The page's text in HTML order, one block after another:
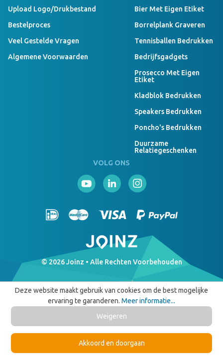
Upload Logo/drukbestand
Bestelproces
Veel Gestelde Vragen
Algemene Voorwaarden
Bier Met Eigen Etiket
Borrelplank Graveren
Tennisballen Bedrukken
Bedrijfsgadgets
Prosecco Met Eigen
Etiket
Kladblok Bedrukken
Speakers Bedrukken
Poncho's Bedrukken
Duurzame
Relatiegeschenken
VOLG ONS
© 2026 Joinz • Alle Rechten Voorbehouden
Deze website maakt gebruik van cookies om de best mogelijke
ervaring te garanderen. Meer informatie...
Weigeren
Akkoord en doorgaan